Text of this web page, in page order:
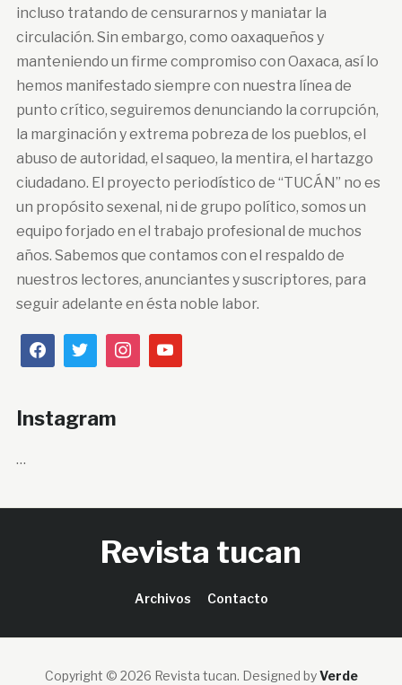
incluso tratando de censurarnos y maniatar la
circulación. Sin embargo, como oaxaqueños y
manteniendo un firme compromiso con Oaxaca, así lo
hemos manifestado siempre con nuestra línea de
punto crítico, seguiremos denunciando la corrupción,
la marginación y extrema pobreza de los pueblos, el
abuso de autoridad, el saqueo, la mentira, el hartazgo
ciudadano. El proyecto periodístico de “TUCÁN” no es
un propósito sexenal, ni de grupo político, somos un
equipo forjado en el trabajo profesional de muchos
años. Sabemos que contamos con el respaldo de
nuestros lectores, anunciantes y suscriptores, para
seguir adelante en ésta noble labor.
Instagram
…
Revista tucan
Archivos Contacto
Copyright © 2026 Revista tucan. Designed byVerde